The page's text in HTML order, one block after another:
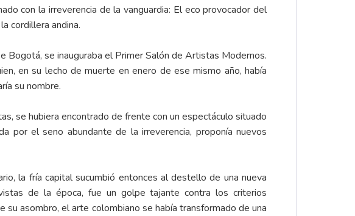
con la irreverencia de la vanguardia: El eco provocador del
cordillera andina.
Bogotá, se inauguraba el Primer Salón de Artistas Modernos.
en su lecho de muerte en enero de ese mismo año, había
su nombre.
se hubiera encontrado de frente con un espectáculo situado
por el seno abundante de la irreverencia, proponía nuevos
la fría capital sucumbió entonces al destello de una nueva
de la época, fue un golpe tajante contra los criterios
su asombro, el arte colombiano se había transformado de una